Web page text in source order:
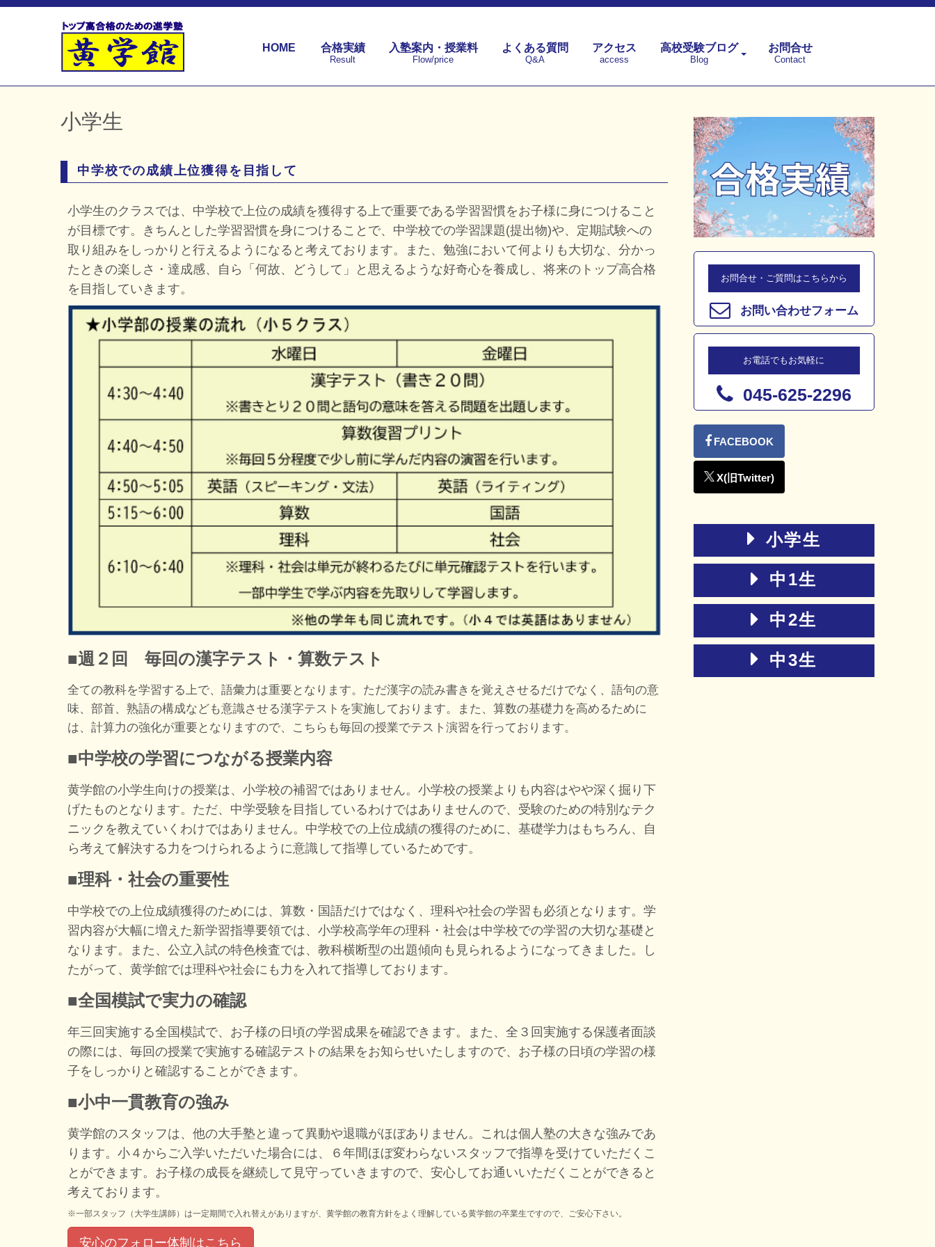
HOME 合格実績
Result
入塾案内・授業料
Flow/price
よくある質問
Q&A
アクセス
access
高校受験ブログ
Blog
お問合せ
Contact
小学生
中学校での成績上位獲得を目指して
小学生のクラスでは、中学校で上位の成績を獲得する上で重要である学習習慣をお子様に身につけること
が目標です。きちんとした学習習慣を身につけることで、中学校での学習課題(提出物)や、定期試験への
取り組みをしっかりと行えるようになると考えております。また、勉強において何よりも大切な、分かっ
たときの楽しさ・達成感、自ら「何故、どうして」と思えるような好奇心を養成し、将来のトップ高合格
を目指していきます。
■週２回 毎回の漢字テスト・算数テスト
全ての教科を学習する上で、語彙力は重要となります。ただ漢字の読み書きを覚えさせるだけでなく、語句の意
味、部首、熟語の構成なども意識させる漢字テストを実施しております。また、算数の基礎力を高めるために
は、計算力の強化が重要となりますので、こちらも毎回の授業でテスト演習を行っております。
■中学校の学習につながる授業内容
黄学館の小学生向けの授業は、小学校の補習ではありません。小学校の授業よりも内容はやや深く掘り下
げたものとなります。ただ、中学受験を目指しているわけではありませんので、受験のための特別なテク
ニックを教えていくわけではありません。中学校での上位成績の獲得のために、基礎学力はもちろん、自
ら考えて解決する力をつけられるように意識して指導しているためです。
■理科・社会の重要性
中学校での上位成績獲得のためには、算数・国語だけではなく、理科や社会の学習も必須となります。学
習内容が大幅に増えた新学習指導要領では、小学校高学年の理科・社会は中学校での学習の大切な基礎と
なります。また、公立入試の特色検査では、教科横断型の出題傾向も見られるようになってきました。し
たがって、黄学館では理科や社会にも力を入れて指導しております。
■全国模試で実力の確認
年三回実施する全国模試で、お子様の日頃の学習成果を確認できます。また、全３回実施する保護者面談
の際には、毎回の授業で実施する確認テストの結果をお知らせいたしますので、お子様の日頃の学習の様
子をしっかりと確認することができます。
■小中一貫教育の強み
黄学館のスタッフは、他の大手塾と違って異動や退職がほぼありません。これは個人塾の大きな強みであ
ります。小４からご入学いただいた場合には、６年間ほぼ変わらないスタッフで指導を受けていただくこ
とができます。お子様の成長を継続して見守っていきますので、安心してお通いいただくことができると
考えております。
※一部スタッフ（大学生講師）は一定期間で入れ替えがありますが、黄学館の教育方針をよく理解している黄学館の卒業生ですので、ご安心下さい。
安心のフォロー体制はこちら
お問合せ・ご質問はこちらから
お問い合わせフォーム
お電話でもお気軽に
045-625-2296
小学生
中1生
中2生
中3生